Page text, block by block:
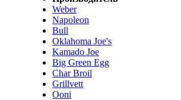
Weber
Napoleon
Bull
Oklahoma Joe's
Kamado Joe
Big Green Egg
Char Broil
Grillvett
Ooni